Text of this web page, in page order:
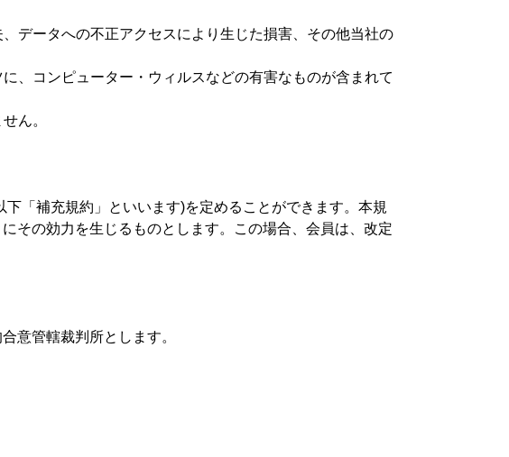
データへの不正アクセスにより生じた損害、その他当社の
、コンピューター・ウィルスなどの有害なものが含まれて
ん。
「補充規約」といいます)を定めることができます。本規
その効力を生じるものとします。この場合、会員は、改定
意管轄裁判所とします。